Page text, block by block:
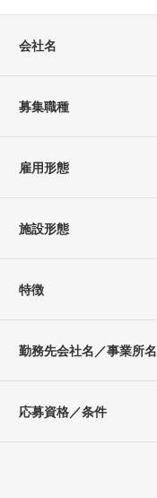
会社名
募集職種
雇用形態
施設形態
特徴
勤務先会社名／事業所名
応募資格／条件